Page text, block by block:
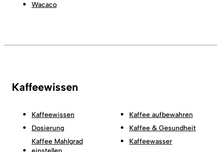
Wacaco
Kaffeewissen
Kaffeewissen
Dosierung
Kaffee Mahlgrad
Kaffee aufbewahren
Kaffee & Gesundheit
Kaffeewasser